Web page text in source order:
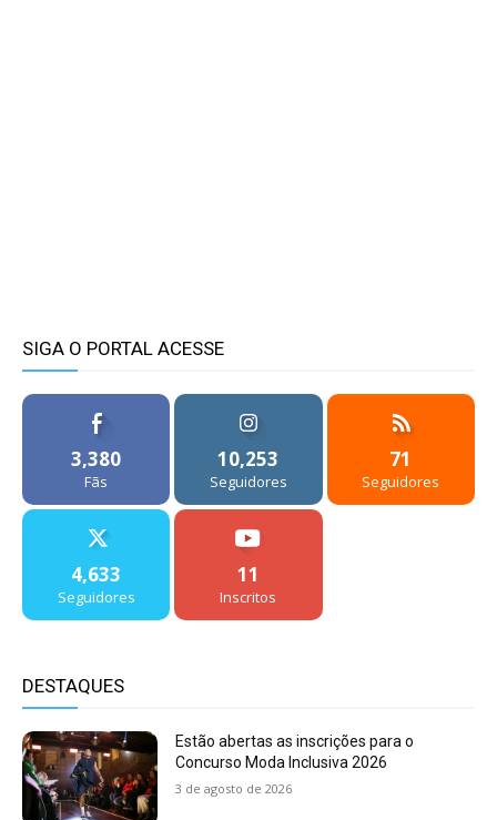
SIGA O PORTAL ACESSE
3,380
Fãs
10,253
Seguidores
71
Seguidores
4,633
Seguidores
11
Inscritos
DESTAQUES
Estão abertas as inscrições para o
Concurso Moda Inclusiva 2026
3 de agosto de 2026